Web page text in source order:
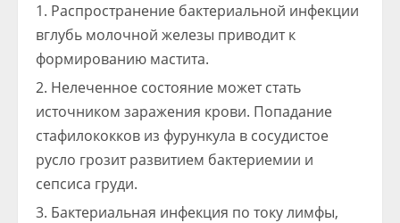
Распространение бактериальной инфекции
вглубь молочной железы приводит к
формированию мастита.
Нелеченное состояние может стать
источником заражения крови. Попадание
стафилококков из фурункула в сосудистое
русло грозит развитием бактериемии и
сепсиса груди.
Бактериальная инфекция по току лимфы,